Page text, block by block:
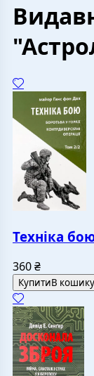
Техніка
360₴
КупитиВ кошику